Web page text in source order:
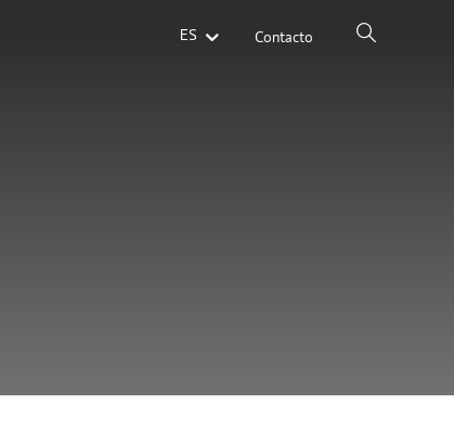
ES Contacto